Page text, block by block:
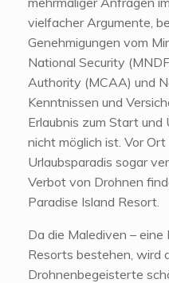
vielfacher Argumente,
Genehmigungen vom
National Security
Authority (MCAA) und
Kenntnissen und
Erlaubnis zum Start
nicht möglich ist. Vor
Urlaubsparadis sogar
Verbot von Drohnen
Paradise Island Resort.
Da die Malediven – eine
Resorts bestehen, wird
Drohnenbegeisterte